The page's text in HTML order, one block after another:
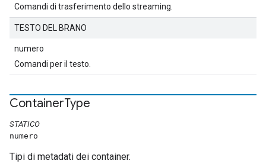
Comandi di trasferimento dello streaming.
TESTO DEL BRANO
numero
Comandi per il testo.
ContainerType
STATICO
numero
Tipi di metadati dei container.